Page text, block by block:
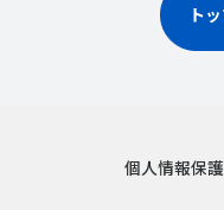
ト
個人情報保